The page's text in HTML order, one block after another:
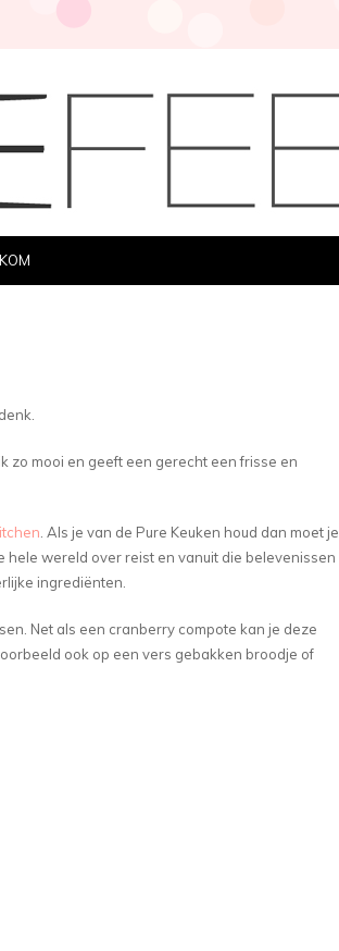
zo mooi en geeft een gerecht een frisse en
. Als je van de Pure Keuken houd dan moet je
hele wereld over reist en vanuit die belevenissen
ingrediënten.
Net als een cranberry compote kan je deze
ook op een vers gebakken broodje of